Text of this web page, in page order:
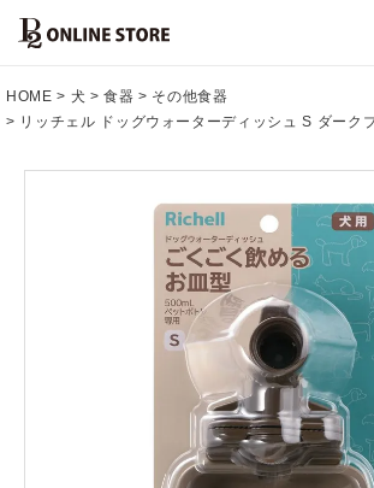
HOME 犬 食器
その他食器
リッチェル ドッグウォーターディッシュ S ダーク